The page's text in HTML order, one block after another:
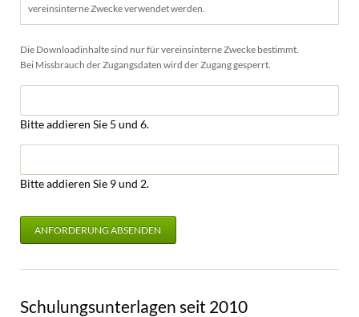
vereinsinterne Zwecke verwendet werden.
Die Downloadinhalte sind nur für vereinsinterne Zwecke bestimmt.
Bei Missbrauch der Zugangsdaten wird der Zugang gesperrt.
Bitte addieren Sie 5 und 6.
Bitte addieren Sie 9 und 2.
ANFORDERUNG ABSENDEN
Schulungsunterlagen seit 2010